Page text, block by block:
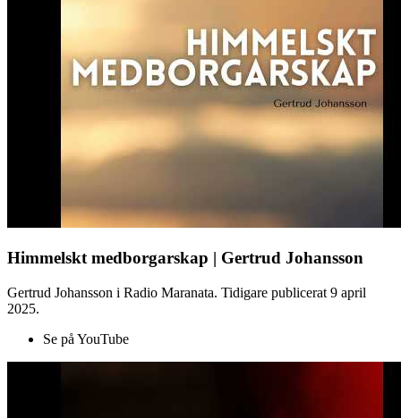
Himmelskt medborgarskap | Gertrud Johansson
Gertrud Johansson i Radio Maranata. Tidigare publicerat 9 april
2025.
Se på YouTube